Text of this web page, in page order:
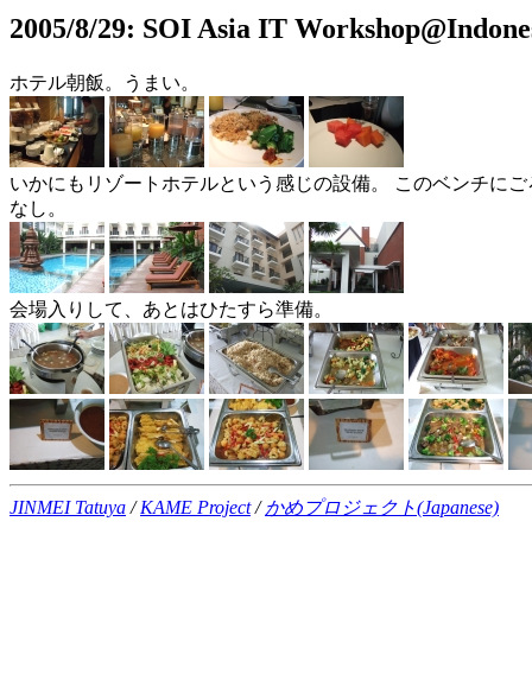
2005/8/29: SOI Asia IT
ホテル朝飯。うまい。
いかにもリゾートホテルという感じの設備。 このベンチに
なし。
会場入りして、あとはひたすら準備。
JINMEI Tatuya /KAME Project/ かめプロジェクト(Japanese)